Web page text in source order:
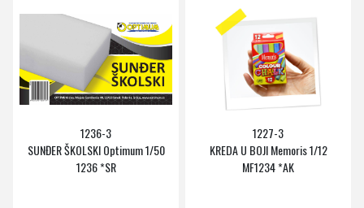
1236-3
SUNĐER ŠKOLSKI Optimum 1/50
1236 *SR
1227-3
KREDA U BOJI Memoris 1/12
MF1234 *AK